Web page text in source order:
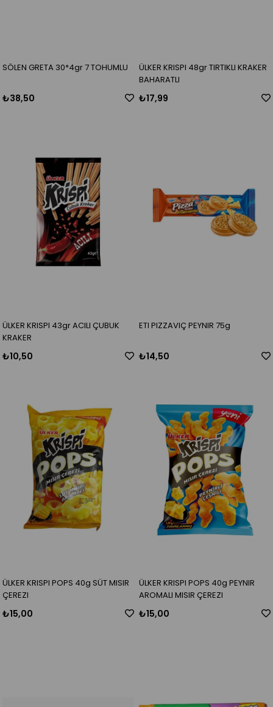
SÖLEN GRETA 30*4gr 7 TOHUMLU
₺38,50
ÜLKER KRISPI 48gr TIRTIKLI KRAKER
BAHARATLI
₺17,99
ÜLKER KRISPI 43gr ACILI ÇUBUK
KRAKER
₺10,50
ETI PIZZAVIÇ PEYNIR 75g
₺14,50
ÜLKER KRISPI POPS 40g SÜT MISIR
ÇEREZI
₺15,00
ÜLKER KRISPI POPS 40g PEYNIR
AROMALI MISIR ÇEREZI
₺15,00